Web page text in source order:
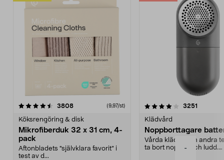
-
3808recensioner (9,97/st)
Köksrengöring & disk
Mikrofiberduk 32 x 31 cm, 4-
pack
Aftonbladets "självklara favorit” i
test av d...
4.0av 5 stjärnor 3251
Klädvård
Noppborttagare
Vårda kläder och andra
ta bort noppor och ludd.
4.5av 5 stjärnor